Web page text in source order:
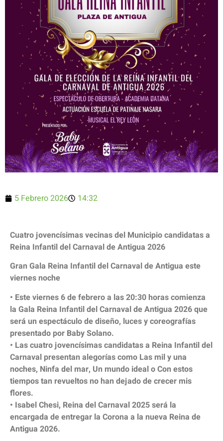
5 Febrero 2026 14:32
Cuatro jovencísimas vecinas del Municipio candidatas a
Reina Infantil del Carnaval de Antigua 2026
Gran Gala Reina Infantil del Carnaval de Antigua este
viernes noche
• Este viernes 6 de febrero a las 20:30 horas comienza
la Gala Reina Infantil del Carnaval de Antigua 2026 que
será un espectáculo de diseño, luces y coreografías
presentado por Baby Solano.
• Las cuatro jovencísimas candidatas a Reina Infantil del
Carnaval presentan alegorías como Las mil y una
noches, Ninfa del mar, Un mundo ideal o Con estos
tiempos tan revueltos no han dejado de crecer mis
flores.
• Isabel Chesi, Reina del Carnaval 2025 será la
encargada de entregar la Corona a la nueva Reina de
Antigua 2026.